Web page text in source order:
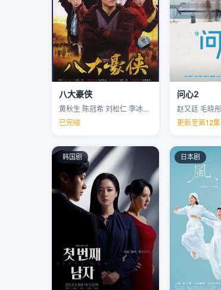
八大豪侠
黄秋生 陈冠希 刘松仁 李冰冰 …
已完结
问心2
更新至第12集
韩国剧 日本剧